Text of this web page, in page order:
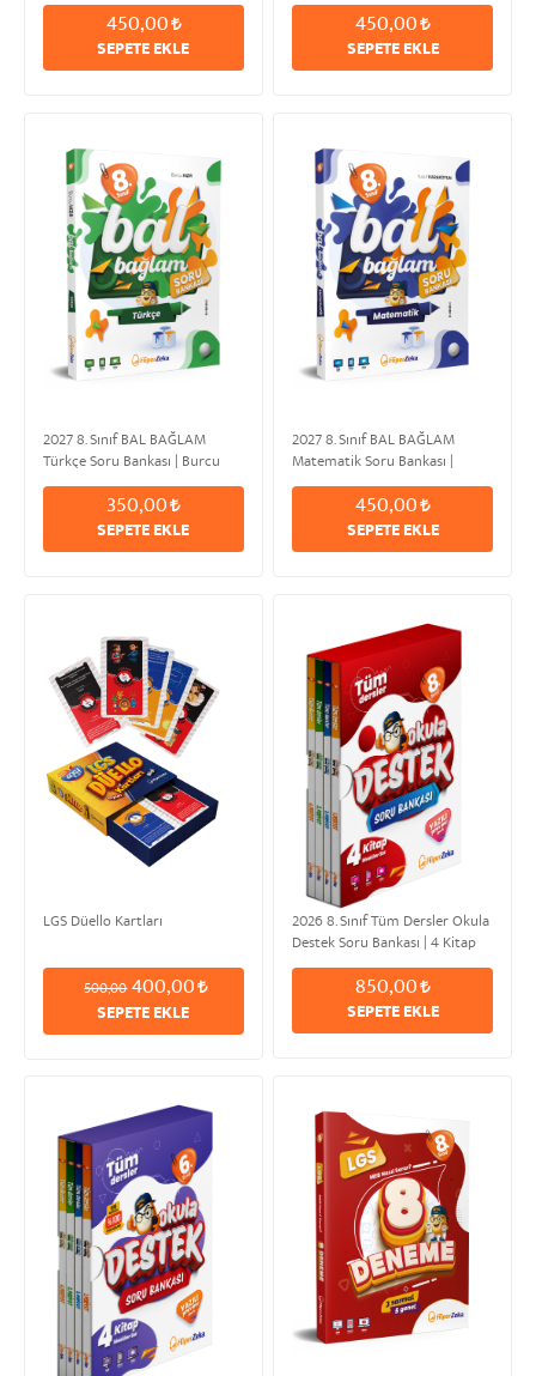
450,00
SEPETE EKLE
450,00
SEPETE EKLE
2027 8. Sınıf BAL BAĞLAM
Türkçe Soru Bankası | Burcu
HIZIR
350,00
SEPETE EKLE
2027 8. Sınıf BAL BAĞLAM
Matematik Soru Bankası |
Yusuf KARAKOYUN
450,00
SEPETE EKLE
LGS Düello Kartları
500,00 400,00
SEPETE EKLE
2026 8. Sınıf Tüm Dersler Okula
Destek Soru Bankası | 4 Kitap
Modüler Set
850,00
SEPETE EKLE